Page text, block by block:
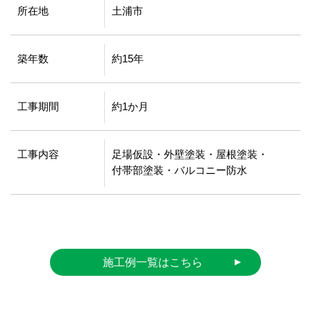
所在地 土浦市
築年数 約15年
工事期間 約1か月
工事内容
足場仮設・外壁塗装・屋根塗装・
付帯部塗装・バルコニー防水
施工例一覧はこちら